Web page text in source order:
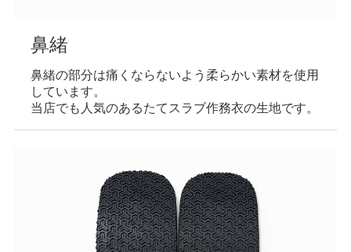
鼻緒
鼻緒の部分は痛くならないよう柔らかい素材を使用
しています。
当店でも人気のあるたてスラブ作務衣の生地です。